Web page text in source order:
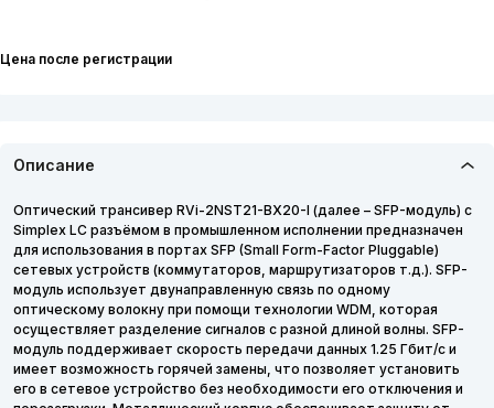
Цена после регистрации
Описание
Оптический трансивер RVi-2NST21-BX20-I (далее – SFP-модуль) c
Simplex LC разъёмом в промышленном исполнении предназначен
для использования в портах SFP (Small Form-Factor Pluggable)
сетевых устройств (коммутаторов, маршрутизаторов т.д.). SFP-
модуль использует двунаправленную связь по одному
оптическому волокну при помощи технологии WDM, которая
осуществляет разделение сигналов с разной длиной волны. SFP-
модуль поддерживает скорость передачи данных 1.25 Гбит/с и
имеет возможность горячей замены, что позволяет установить
его в сетевое устройство без необходимости его отключения и